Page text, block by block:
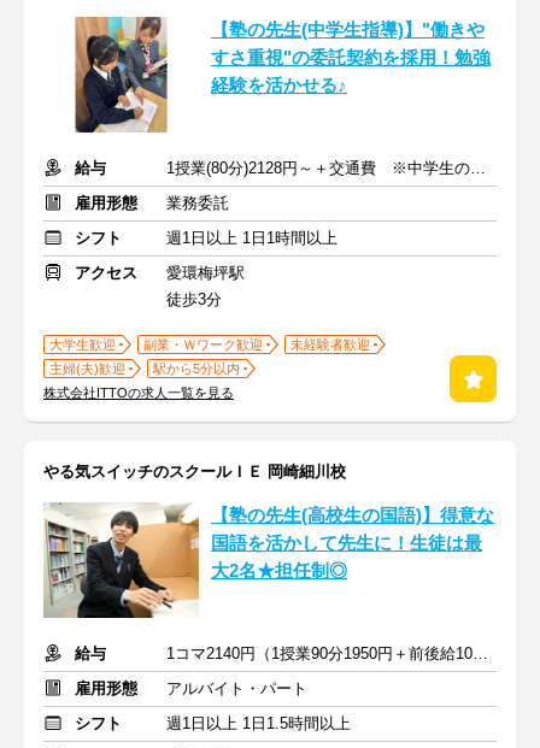
【塾の先生(中学生指導)】"働きや
すさ重視"の委託契約を採用！勉強
経験を活かせる♪
給与
1授業(80分)2128円～＋交通費 ※中学生の場合
雇用形態
業務委託
シフト
週1日以上 1日1時間以上
アクセス
愛環梅坪駅
徒歩3分
大学生歓迎 副業・Ｗワーク歓迎
未経験者歓迎
主婦(夫)歓迎
駅から5分以内
株式会社ITTOの求人一覧を見る
やる気スイッチのスクールＩＥ 岡崎細川校
【塾の先生(高校生の国語)】得意な
国語を活かして先生に！生徒は最
大2名★担任制◎
給与
1コマ2140円（1授業90分1950円＋前後給10分190円）
雇用形態
アルバイト・パート
シフト
週1日以上 1日1.5時間以上